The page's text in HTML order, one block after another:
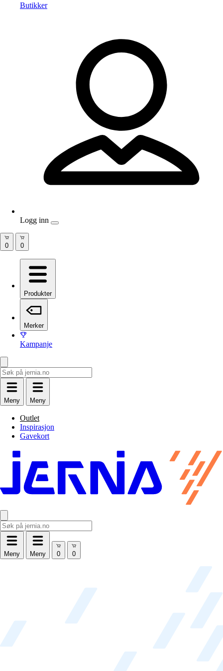
Butikker
Produkter
Merker
Kampanje
Meny Meny
Outlet
Inspirasjon
Gavekort
Meny Meny